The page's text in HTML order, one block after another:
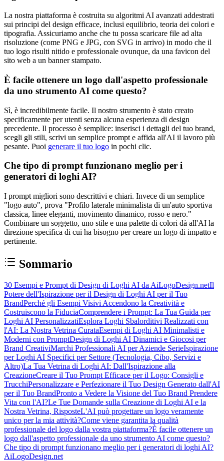
La nostra piattaforma è costruita su algoritmi AI avanzati addestrati
sui principi del design efficace, inclusi equilibrio, teoria dei colori e
tipografia. Assicuriamo anche che tu possa scaricare file ad alta
risoluzione (come PNG e JPG, con SVG in arrivo) in modo che il
tuo logo risulti nitido e professionale ovunque, da una favicon del
sito web a un banner stampato.
È facile ottenere un logo dall'aspetto professionale
da uno strumento AI come questo?
Sì, è incredibilmente facile. Il nostro strumento è stato creato
specificamente per utenti senza alcuna esperienza di design
precedente. Il processo è semplice: inserisci i dettagli del tuo brand,
scegli gli stili, scrivi un semplice prompt e affida all'AI il lavoro più
pesante. Puoi generare il tuo logo in pochi clic.
Che tipo di prompt funzionano meglio per i
generatori di loghi AI?
I prompt migliori sono descrittivi e chiari. Invece di un semplice
"logo auto", prova "Profilo laterale minimalista di un'auto sportiva
classica, linee eleganti, movimento dinamico, rosso e nero."
Combinare un soggetto, uno stile e una palette di colori dà all'AI la
direzione specifica di cui ha bisogno per creare un logo di impatto e
pertinente.
Sommario
30 Esempi e Prompt di Design di Loghi AI da AiLogoDesign.netIl
Potere dell'Ispirazione per il Design di Loghi AI per il Tuo
BrandPerché gli Esempi Visivi Accendono la Creatività e
Costruiscono la FiduciaComprendere i Prompt: La Tua Guida per
Loghi AI PersonalizzatiEsplora Loghi Sbalorditivi Realizzati con
l'AI: La Nostra Vetrina CurataEsempi di Loghi AI Minimalisti e
Moderni con PromptDesign di Loghi AI Dinamici e Giocosi per
Brand CreativiMarchi Professionali AI per Aziende SerieIspirazione
per Loghi AI Specifici per Settore (Tecnologia, Cibo, Servizi e
Altro)La Tua Vetrina di Loghi AI: Dall'Ispirazione alla
CreazioneCreare il Tuo Prompt Efficace per il Logo: Consigli e
TrucchiPersonalizzare e Perfezionare il Tuo Design Generato dall'AI
per il Tuo BrandPronto a Vedere la Visione del Tuo Brand Prendere
Vita con l'AI?Le Tue Domande sulla Creazione di Loghi AI e la
Nostra Vetrina, RisposteL'AI può progettare un logo veramente
unico per la mia attività?Come viene garantita la qualità
professionale del logo dalla vostra piattaforma?È facile ottenere un
logo dall'aspetto professionale da uno strumento AI come questo?
Che tipo di prompt funzionano meglio per i generatori di loghi AI?
AiLogoDesign.net